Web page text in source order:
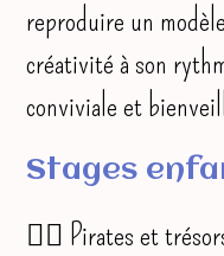
reproduire un
créativité à son
conviviale et
Stages
🏴‍☠️ Pirates et